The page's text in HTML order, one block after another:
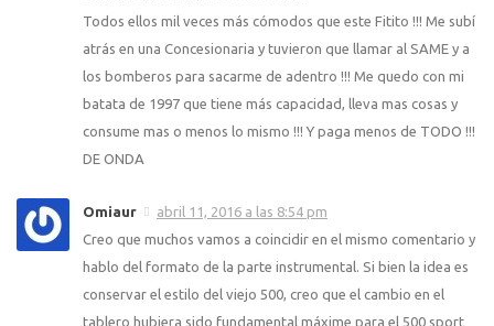
Todos ellos mil veces más cómodos que este Fitito !!! Me subí
atrás en una Concesionaria y tuvieron que llamar al SAME y a
los bomberos para sacarme de adentro !!! Me quedo con mi
batata de 1997 que tiene más capacidad, lleva mas cosas y
consume mas o menos lo mismo !!! Y paga menos de TODO !!!
DE ONDA
Omiaur
abril 11, 2016 a las 8:54 pm
Creo que muchos vamos a coincidir en el mismo comentario y
hablo del formato de la parte instrumental. Si bien la idea es
conservar el estilo del viejo 500, creo que el cambio en el
tablero hubiera sido fundamental máxime para el 500 sport